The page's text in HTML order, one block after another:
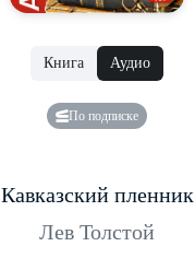
Книга Аудио
По подписке
Кавказский пленник
Лев Толстой